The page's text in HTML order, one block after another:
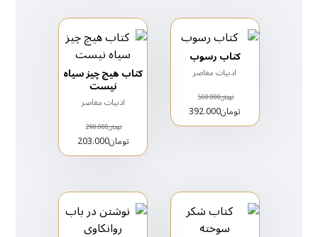
کتاب رسوب
ادبیات معاصر
تومان560.000
تومان392.000
کتاب هیچ چیز سیاه
نیست
ادبیات معاصر
تومان290.000
تومان203.000